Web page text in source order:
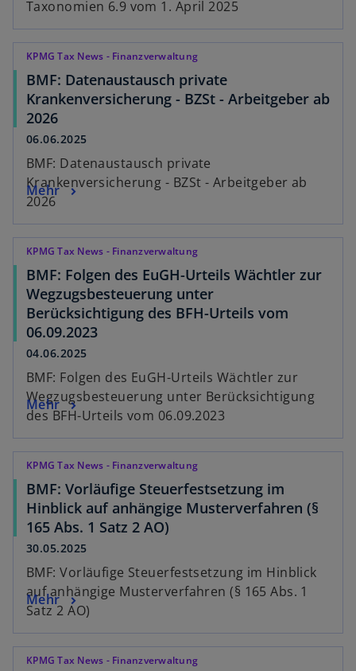
Taxonomien 6.9 vom 1. April 2025
KPMG Tax News - Finanzverwaltung
BMF: Datenaustausch private
Krankenversicherung - BZSt - Arbeitgeber ab
2026
06.06.2025
BMF: Datenaustausch private
Krankenversicherung - BZSt - Arbeitgeber ab
2026
Mehr
KPMG Tax News - Finanzverwaltung
BMF: Folgen des EuGH-Urteils Wächtler zur
Wegzugsbesteuerung unter
Berücksichtigung des BFH-Urteils vom
06.09.2023
04.06.2025
BMF: Folgen des EuGH-Urteils Wächtler zur
Wegzugsbesteuerung unter Berücksichtigung
des BFH-Urteils vom 06.09.2023
Mehr
KPMG Tax News - Finanzverwaltung
BMF: Vorläufige Steuerfestsetzung im
Hinblick auf anhängige Musterverfahren (§
165 Abs. 1 Satz 2 AO)
30.05.2025
BMF: Vorläufige Steuerfestsetzung im Hinblick
auf anhängige Musterverfahren (§ 165 Abs. 1
Satz 2 AO)
Mehr
KPMG Tax News - Finanzverwaltung